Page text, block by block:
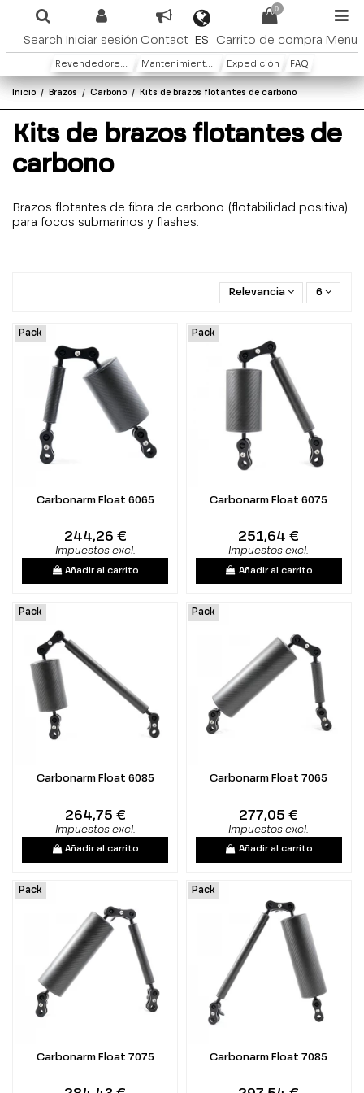
Search Iniciar sesión Contact ES
0
Carrito de compra Menu
Revendedores y distribuidores Mantenimiento y Garantìa Expedición FAQ
Inicio Brazos Carbono Kits de brazos flotantes de carbono
Kits de brazos flotantes de
carbono
Brazos flotantes de fibra de carbono (flotabilidad positiva)
para focos submarinos y flashes.
Relevancia 6
Pack
Carbonarm Float 6065
244,26 €
Impuestos excl.
Añadir al carrito
Pack
Carbonarm Float 6075
251,64 €
Impuestos excl.
Añadir al carrito
Pack
Carbonarm Float 6085
264,75 €
Impuestos excl.
Añadir al carrito
Pack
Carbonarm Float 7065
277,05 €
Impuestos excl.
Añadir al carrito
Pack
Carbonarm Float 7075
Pack
Carbonarm Float 7085